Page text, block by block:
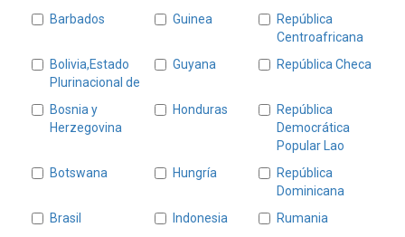
Barbados
Guinea
República
Centroafricana
Bolivia,Estado
Plurinacional de
Guyana República Checa
Bosnia y
Herzegovina
Honduras
República
Democrática
Popular Lao
Botswana
Hungría
República
Dominicana
Brasil
Indonesia
Rumania